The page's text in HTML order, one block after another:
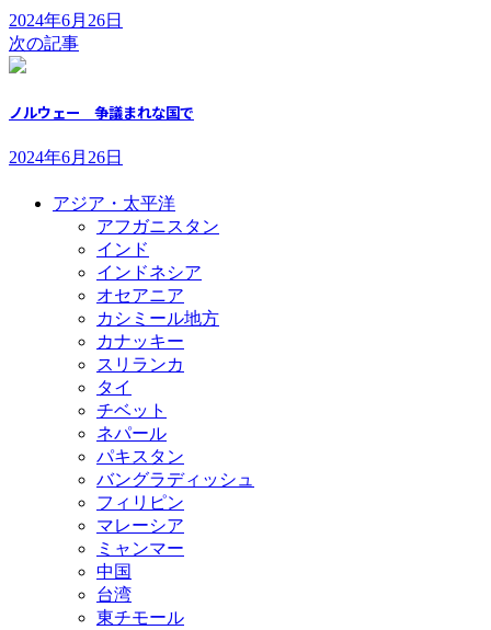
2024年6月26日
次の記事
ノルウェー 争議まれな国で
2024年6月26日
アジア・太平洋
アフガニスタン
インド
インドネシア
オセアニア
カシミール地方
カナッキー
スリランカ
タイ
チベット
ネパール
パキスタン
バングラディッシュ
フィリピン
マレーシア
ミャンマー
中国
台湾
東チモール